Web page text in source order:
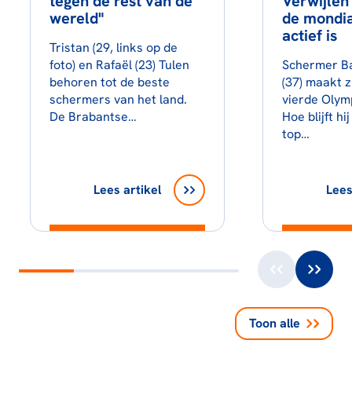
wereld"
Tristan (29, links op de
foto) en Rafaël (23) Tulen
behoren tot de beste
schermers van het land.
De Brabantse…
Lees artikel
de
actief is
Schermer
(37) maakt
vierde
Hoe blijft
top…
Toon alle